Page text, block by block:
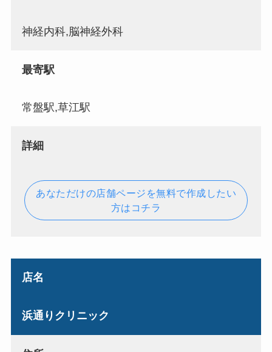
神経内科,脳神経外科
最寄駅
常盤駅,草江駅
詳細
あなただけの店舗ページを無料で作成したい
方はコチラ
店名
浜通りクリニック